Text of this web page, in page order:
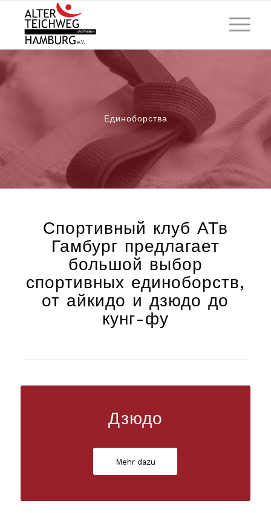
Единоборства
Спортивный клуб АТв
Гамбург предлагает
большой выбор
спортивных единоборств,
от айкидо и дзюдо до
кунг-фу
Дзюдо
Mehr dazu